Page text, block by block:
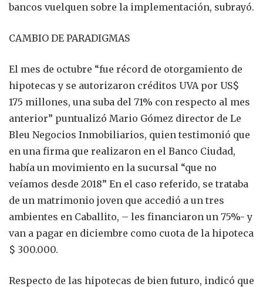
bancos vuelquen sobre la implementación, subrayó.
CAMBIO DE PARADIGMAS
El mes de octubre “fue récord de otorgamiento de
hipotecas y se autorizaron créditos UVA por US$
175 millones, una suba del 71% con respecto al mes
anterior” puntualizó Mario Gómez director de Le
Bleu Negocios Inmobiliarios, quien testimonió que
en una firma que realizaron en el Banco Ciudad,
había un movimiento en la sucursal “que no
veíamos desde 2018” En el caso referido, se trataba
de un matrimonio joven que accedió a un tres
ambientes en Caballito, – les financiaron un 75%- y
van a pagar en diciembre como cuota de la hipoteca
$ 300.000.
Respecto de las hipotecas de bien futuro, indicó que